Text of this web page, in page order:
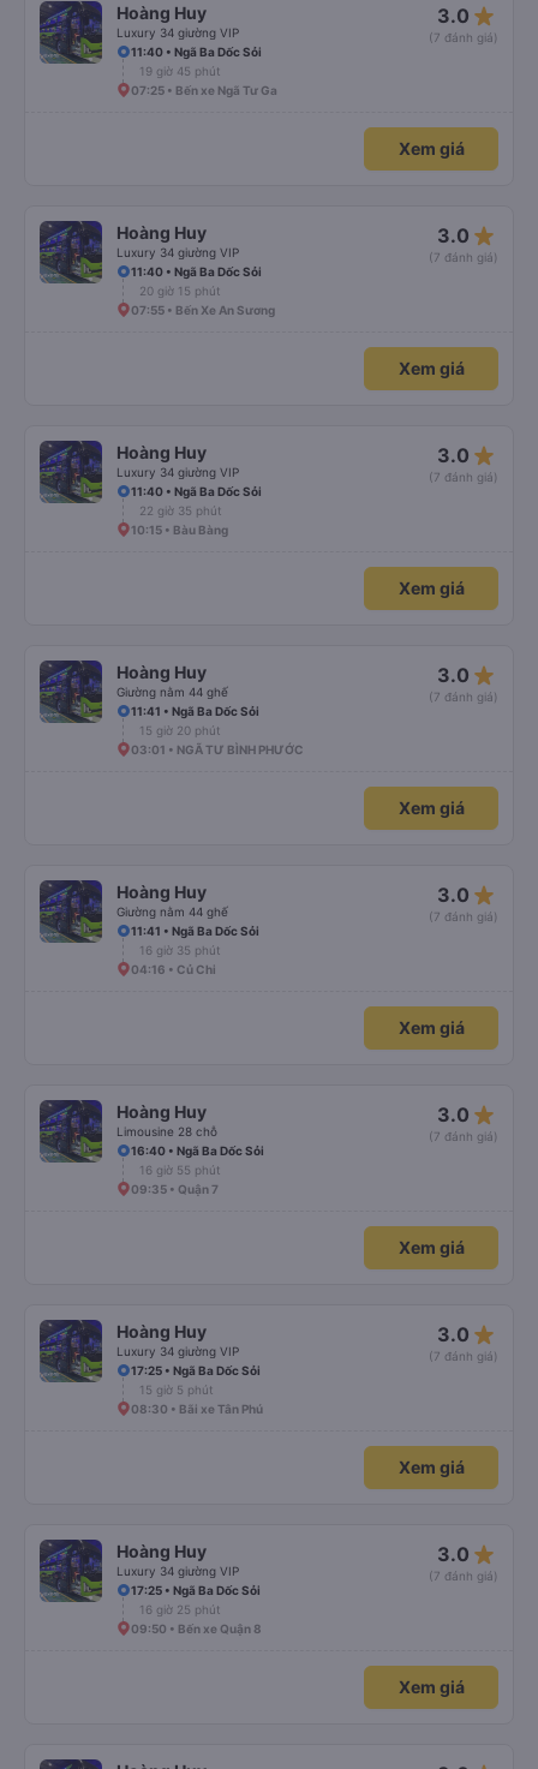
Hoàng Huy
Luxury 34 giường VIP
3.0 star_rate
(7 đánh giá)
11:40 • Ngã Ba Dốc Sỏi
19 giờ 45 phút
07:25 • Bến xe Ngã Tư Ga
Xem giá
Hoàng Huy
Luxury 34 giường VIP
3.0 star_rate
(7 đánh giá)
11:40 • Ngã Ba Dốc Sỏi
20 giờ 15 phút
07:55 • Bến Xe An Sương
Xem giá
Hoàng Huy
Luxury 34 giường VIP
3.0 star_rate
(7 đánh giá)
11:40 • Ngã Ba Dốc Sỏi
22 giờ 35 phút
10:15 • Bàu Bàng
Xem giá
Hoàng Huy
Giường nằm 44 ghế
3.0 star_rate
(7 đánh giá)
11:41 • Ngã Ba Dốc Sỏi
15 giờ 20 phút
03:01 • NGÃ TƯ BÌNH PHƯỚC
Xem giá
Hoàng Huy
Giường nằm 44 ghế
3.0 star_rate
(7 đánh giá)
11:41 • Ngã Ba Dốc Sỏi
16 giờ 35 phút
04:16 • Củ Chi
Xem giá
Hoàng Huy
Limousine 28 chỗ
3.0 star_rate
(7 đánh giá)
16:40 • Ngã Ba Dốc Sỏi
16 giờ 55 phút
09:35 • Quận 7
Xem giá
Hoàng Huy
Luxury 34 giường VIP
3.0 star_rate
(7 đánh giá)
17:25 • Ngã Ba Dốc Sỏi
15 giờ 5 phút
08:30 • Bãi xe Tân Phú
Xem giá
Hoàng Huy
Luxury 34 giường VIP
3.0 star_rate
(7 đánh giá)
17:25 • Ngã Ba Dốc Sỏi
16 giờ 25 phút
09:50 • Bến xe Quận 8
Xem giá